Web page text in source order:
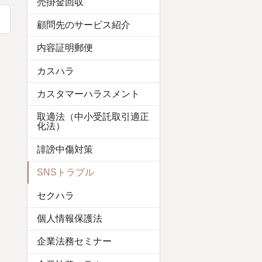
顧問先のサービス紹介
内容証明郵便
カスハラ
カスタマーハラスメント
取適法（中小受託取引適正
化法）
誹謗中傷対策
SNSトラブル
セクハラ
個人情報保護法
企業法務セミナー